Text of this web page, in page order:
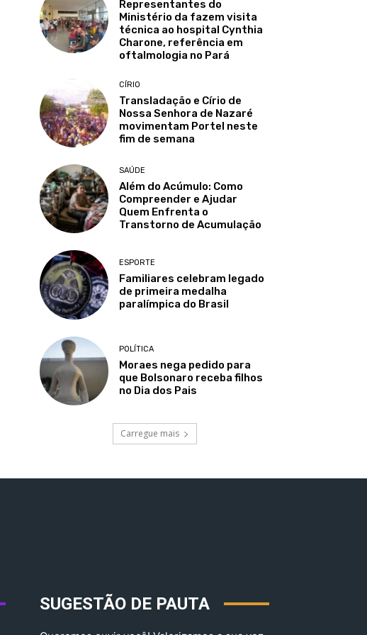
Representantes do
Ministério da fazem visita
técnica ao hospital Cynthia
Charone, referência em
oftalmologia no Pará
CÍRIO
Transladação e Círio de
Nossa Senhora de Nazaré
movimentam Portel neste
fim de semana
SAÚDE
Além do Acúmulo: Como
Compreender e Ajudar
Quem Enfrenta o
Transtorno de Acumulação
ESPORTE
Familiares celebram legado
de primeira medalha
paralímpica do Brasil
POLÍTICA
Moraes nega pedido para
que Bolsonaro receba filhos
no Dia dos Pais
Carregue mais
SUGESTÃO DE PAUTA